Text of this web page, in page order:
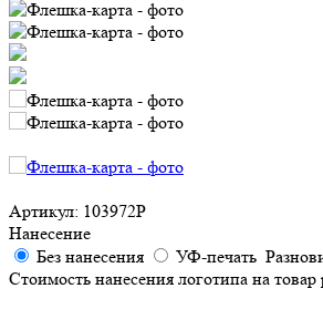
Артикул: 103972P
Нанесение
Без нанесения
УФ-печать
Стоимость нанесения логотипа на